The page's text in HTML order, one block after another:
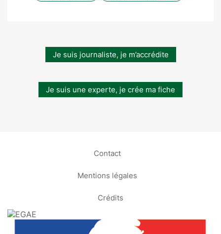
Je suis journaliste, je m’accrédite
Je suis une experte, je crée ma fiche
Contact
Mentions légales
Crédits